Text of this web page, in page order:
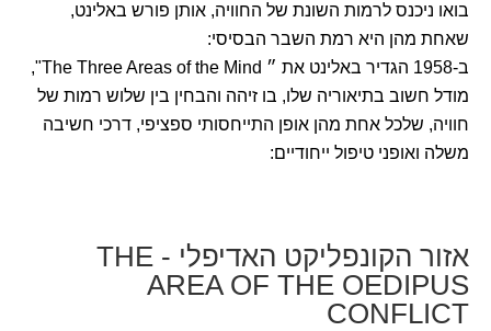
בואו ניכנס לרמות השונת של החוויה, אותן פורש באלינט,
שאחת מהן היא רמת השבר הבסיסי:
ב-1958 הגדיר באלינט את ״ The Three Areas of the Mind",
מודל חשוב בתיאוריה שלו, בו זיהה והבחין בין שלוש רמות של
חוויה, שלכל אחת מהן אופן התייחסותי ספציפי, דרכי חשיבה
משלה ואופני טיפול ייחודיים:
אזור הקונפליקט האדיפלי - THE
AREA OF THE OEDIPUS
CONFLICT